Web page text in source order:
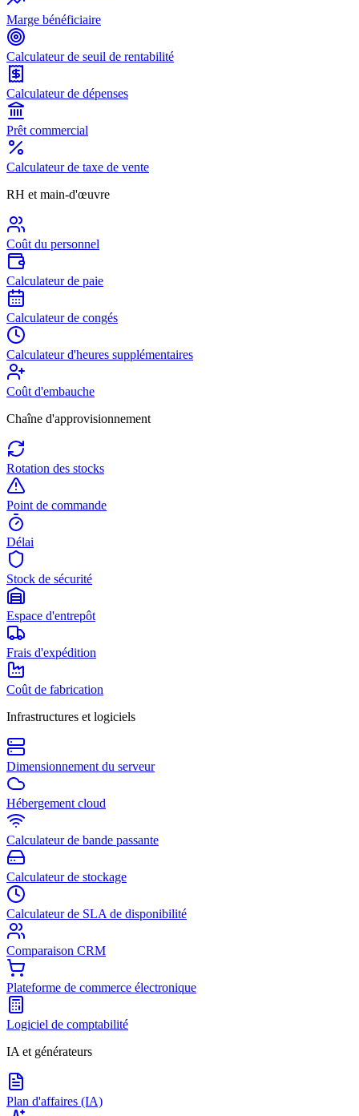
Marge bénéficiaire
Calculateur de seuil de rentabilité
Calculateur de dépenses
Prêt commercial
Calculateur de taxe de vente
RH et main-d'œuvre
Coût du personnel
Calculateur de paie
Calculateur de congés
Calculateur d'heures supplémentaires
Coût d'embauche
Chaîne d'approvisionnement
Rotation des stocks
Point de commande
Délai
Stock de sécurité
Espace d'entrepôt
Frais d'expédition
Coût de fabrication
Infrastructures et logiciels
Dimensionnement du serveur
Hébergement cloud
Calculateur de bande passante
Calculateur de stockage
Calculateur de SLA de disponibilité
Comparaison CRM
Plateforme de commerce électronique
Logiciel de comptabilité
IA et générateurs
Plan d'affaires (IA)